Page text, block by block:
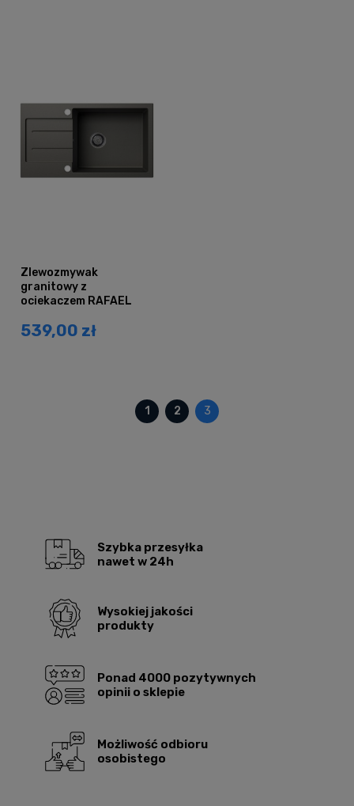
Zlewozmywak
granitowy z
ociekaczem RAFAEL
539,00 zł
1 2 3
Szybka przesyłka
nawet w 24h
Wysokiej jakości
produkty
Ponad 4000 pozytywnych
opinii o sklepie
Możliwość odbioru
osobistego